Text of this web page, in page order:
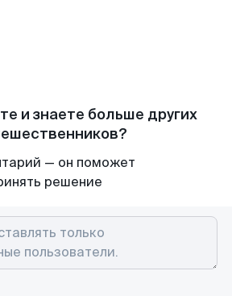
и знаете больше других
— он поможет
решение